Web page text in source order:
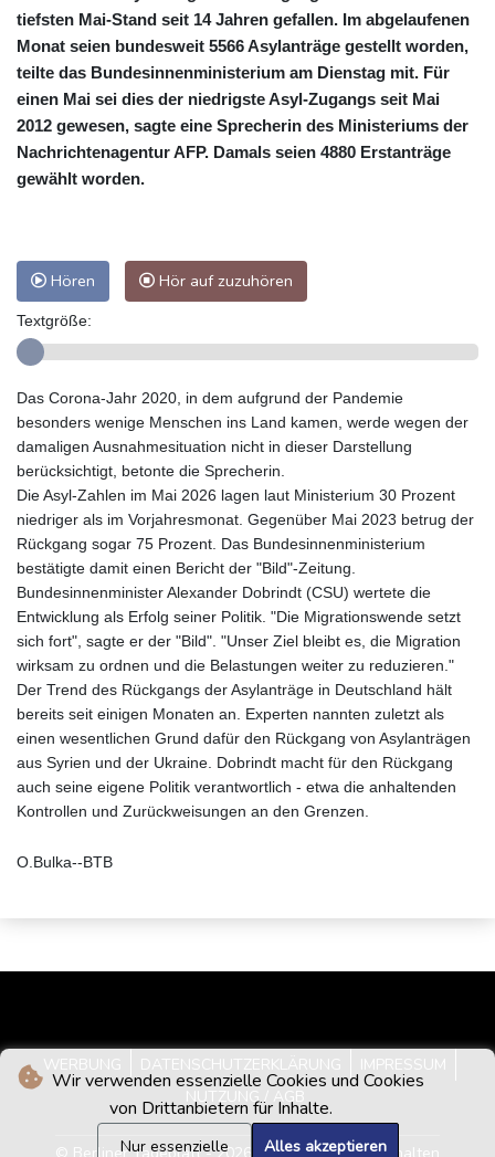
Wir verwenden essenzielle Cookies und Cookies
von Drittanbietern für Inhalte.
Nur essenzielle Alles akzeptieren
tiefsten Mai-Stand seit 14 Jahren gefallen. Im abgelaufenen
Monat seien bundesweit 5566 Asylanträge gestellt worden,
teilte das Bundesinnenministerium am Dienstag mit. Für
einen Mai sei dies der niedrigste Asyl-Zugangs seit Mai
2012 gewesen, sagte eine Sprecherin des Ministeriums der
Nachrichtenagentur AFP. Damals seien 4880 Erstanträge
gewählt worden.
Hören Hör auf zuzuhören
Textgröße:
Das Corona-Jahr 2020, in dem aufgrund der Pandemie
besonders wenige Menschen ins Land kamen, werde wegen der
damaligen Ausnahmesituation nicht in dieser Darstellung
berücksichtigt, betonte die Sprecherin.
Die Asyl-Zahlen im Mai 2026 lagen laut Ministerium 30 Prozent
niedriger als im Vorjahresmonat. Gegenüber Mai 2023 betrug der
Rückgang sogar 75 Prozent. Das Bundesinnenministerium
bestätigte damit einen Bericht der "Bild"-Zeitung.
Bundesinnenminister Alexander Dobrindt (CSU) wertete die
Entwicklung als Erfolg seiner Politik. "Die Migrationswende setzt
sich fort", sagte er der "Bild". "Unser Ziel bleibt es, die Migration
wirksam zu ordnen und die Belastungen weiter zu reduzieren."
Der Trend des Rückgangs der Asylanträge in Deutschland hält
bereits seit einigen Monaten an. Experten nannten zuletzt als
einen wesentlichen Grund dafür den Rückgang von Asylanträgen
aus Syrien und der Ukraine. Dobrindt macht für den Rückgang
auch seine eigene Politik verantwortlich - etwa die anhaltenden
Kontrollen und Zurückweisungen an den Grenzen.
O.Bulka--BTB
WERBUNG DATENSCHUTZERKLÄRUNG
IMPRESSUM
NUTZUNG / AGB